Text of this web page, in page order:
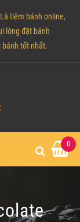
tiệm bánh online,
lòng đặt bánh
tốt nhất.
0